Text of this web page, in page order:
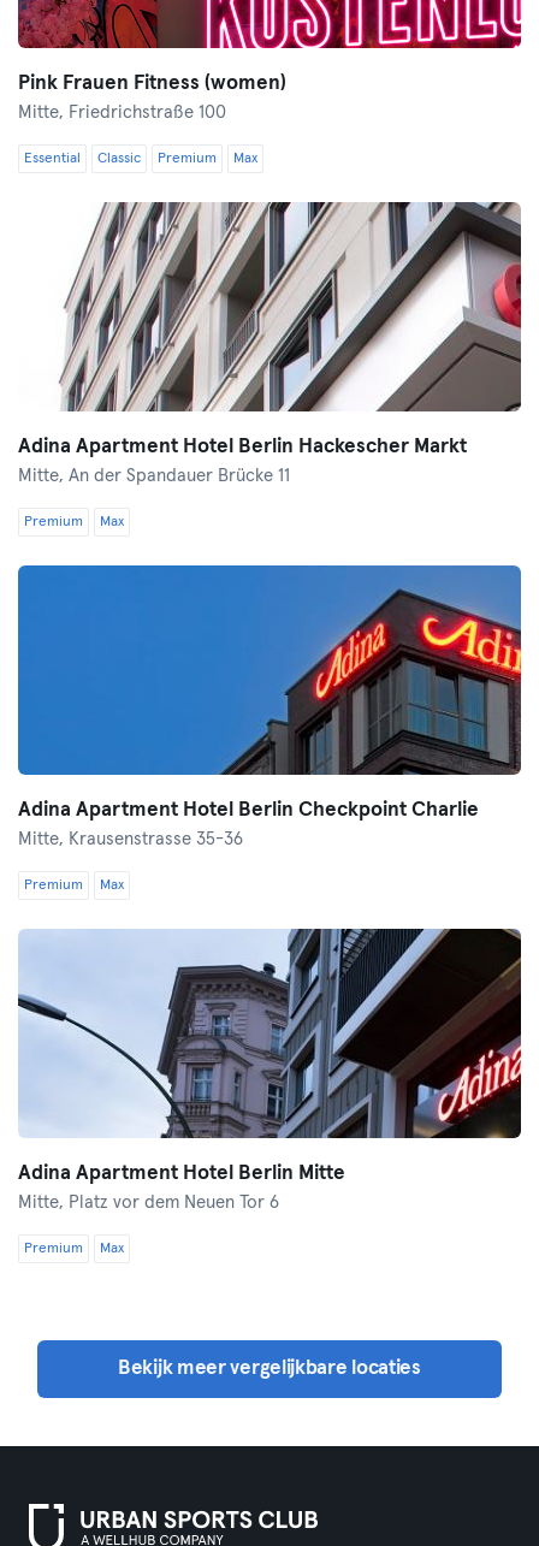
Pink Frauen Fitness (women)
Mitte, Friedrichstraße 100
Essential Classic Premium Max
Adina Apartment Hotel Berlin Hackescher Markt
Mitte, An der Spandauer Brücke 11
Premium Max
Adina Apartment Hotel Berlin Checkpoint Charlie
Mitte, Krausenstrasse 35-36
Premium Max
Adina Apartment Hotel Berlin Mitte
Mitte, Platz vor dem Neuen Tor 6
Premium Max
Bekijk meer vergelijkbare locaties